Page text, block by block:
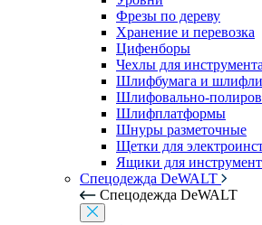
Фрезы по дереву
Хранение и перевозка
Цифенборы
Чехлы для инструмента
Шлифбумага и
Шлифовально-
Шлифплатформы
Шнуры разметочные
Щетки для
Ящики для
Спецодежда DeWALT
Спецодежда DeWALT